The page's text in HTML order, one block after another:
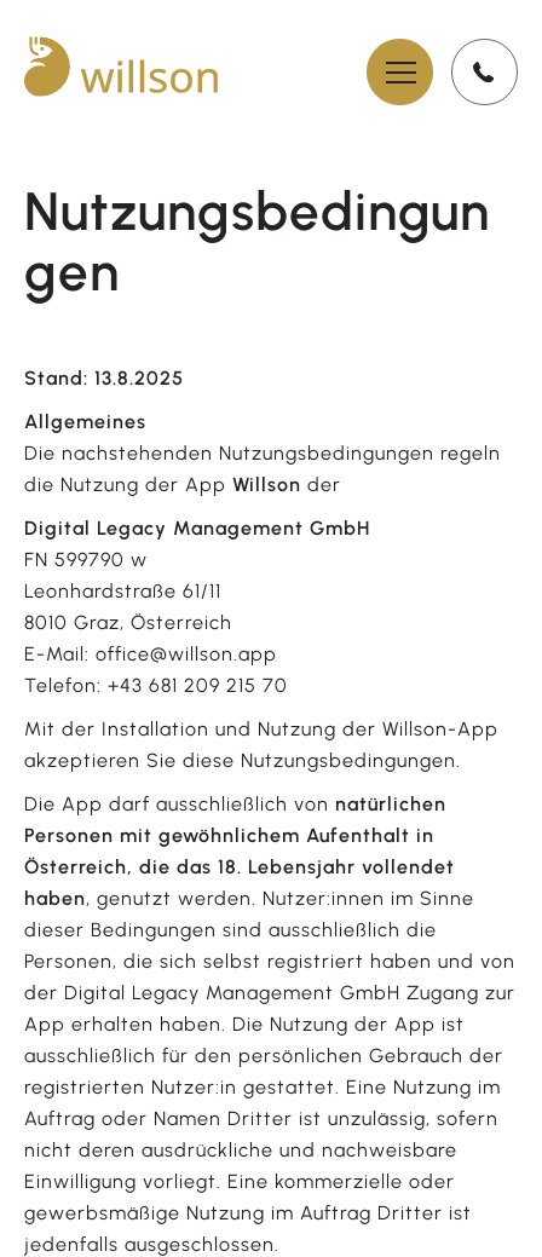
Nutzungsbedingun
gen
Stand: 13.8.2025
Allgemeines
Die nachstehenden Nutzungsbedingungen regeln
die Nutzung der App Willson der
Digital Legacy Management GmbH
FN 599790 w
Leonhardstraße 61/11
8010 Graz, Österreich
E-Mail: office@willson.app
Telefon: +43 681 209 215 70
Mit der Installation und Nutzung der Willson-App
akzeptieren Sie diese Nutzungsbedingungen.
Die App darf ausschließlich von natürlichen
Personen mit gewöhnlichem Aufenthalt in
Österreich, die das 18. Lebensjahr vollendet
haben, genutzt werden. Nutzer:innen im Sinne
dieser Bedingungen sind ausschließlich die
Personen, die sich selbst registriert haben und von
der Digital Legacy Management GmbH Zugang zur
App erhalten haben. Die Nutzung der App ist
ausschließlich für den persönlichen Gebrauch der
registrierten Nutzer:in gestattet. Eine Nutzung im
Auftrag oder Namen Dritter ist unzulässig, sofern
nicht deren ausdrückliche und nachweisbare
Einwilligung vorliegt. Eine kommerzielle oder
gewerbsmäßige Nutzung im Auftrag Dritter ist
jedenfalls ausgeschlossen.